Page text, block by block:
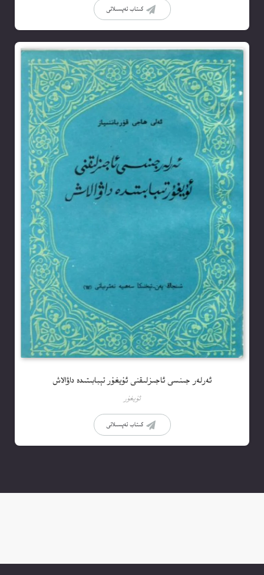
كىتاب تەپسىلاتى
ئەرلەر جىنسى ئاجىزلىقنى ئۇيغۇر تېبابىتىدە داۋالاش
ئۇيغۇر
كىتاب تەپسىلاتى